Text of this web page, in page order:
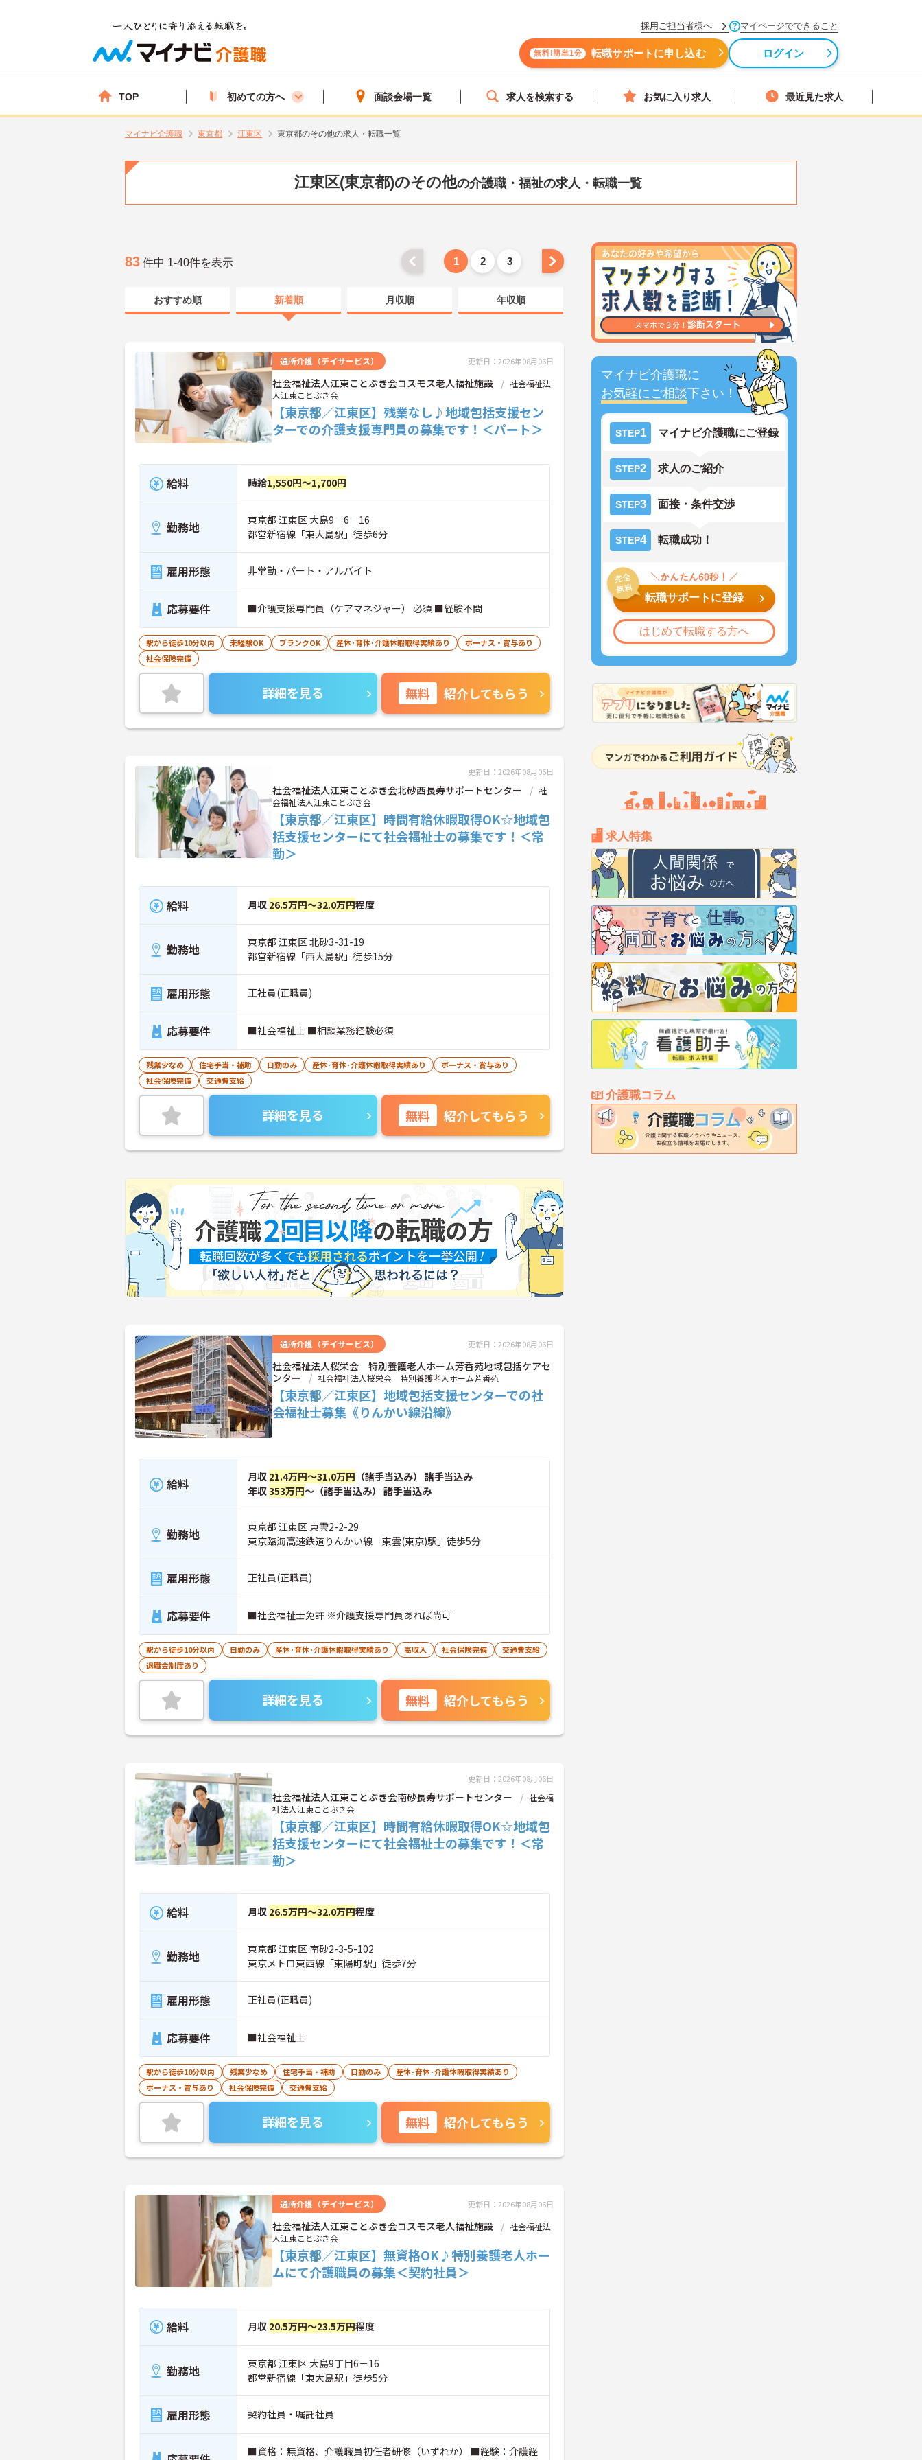
採用ご担当者様へ マイページでできること
無料!簡単1分 転職サポートに申し込む ログイン
TOP 初めての方へ 面談会場一覧 求人を検索する お気に入り求人 最近見た求人
マイナビ介護職 東京都 江東区 東京都のその他の求人・転職一覧
江東区(東京都)のその他の介護職・福祉の求人・転職一覧
マイナビ介護職に
お気軽にご相談下さい！
STEP1 マイナビ介護職にご登録
STEP2 求人のご紹介
STEP3 面接・条件交渉
STEP4 転職成功！
転職サポートに登録
はじめて転職する方へ
求人特集
介護職コラム
83 件中 1-40件を表示 1 2 3
おすすめ順 新着順 月収順 年収順
通所介護（デイサービス） 更新日：2026年08月06日
社会福祉法人江東ことぶき会コスモス老人福祉施設
社会福祉法
人江東ことぶき会
【東京都／江東区】残業なし♪地域包括支援セン
ターでの介護支援専門員の募集です！＜パート＞
給料 時給1,550円～1,700円
勤務地
東京都 江東区 大島9‐6‐16
都営新宿線「東大島駅」徒歩6分
雇用形態 非常勤・パート・アルバイト
応募要件 ■介護支援専門員（ケアマネジャー） 必須 ■経験不問
駅から徒歩10分以内 未経験OK ブランクOK 産休･育休･介護休暇取得実績あり
ボーナス・賞与あり
社会保険完備
詳細を見る 無料 紹介してもらう
更新日：2026年08月06日
社会福祉法人江東ことぶき会北砂西長寿サポートセンター
社
会福祉法人江東ことぶき会
【東京都／江東区】時間有給休暇取得OK☆地域包
括支援センターにて社会福祉士の募集です！＜常
勤＞
給料 月収 26.5万円～32.0万円程度
勤務地
東京都 江東区 北砂3-31-19
都営新宿線「西大島駅」徒歩15分
雇用形態 正社員(正職員)
応募要件 ■社会福祉士 ■相談業務経験必須
残業少なめ 住宅手当・補助 日勤のみ 産休･育休･介護休暇取得実績あり
ボーナス・賞与あり
社会保険完備
交通費支給
詳細を見る 無料 紹介してもらう
通所介護（デイサービス） 更新日：2026年08月06日
社会福祉法人桜栄会 特別養護老人ホーム芳香苑地域包括ケアセ
ンター
社会福祉法人桜栄会 特別養護老人ホーム芳香苑
【東京都／江東区】地域包括支援センターでの社
会福祉士募集《りんかい線沿線》
給料 月収 21.4万円～31.0万円 （諸手当込み） 諸手当込み
年収353万円～（諸手当込み） 諸手当込み
勤務地
東京都 江東区 東雲2-2-29
東京臨海高速鉄道りんかい線「東雲(東京)駅」徒歩5分
雇用形態 正社員(正職員)
応募要件 ■社会福祉士免許 ※介護支援専門員あれば尚可
駅から徒歩10分以内 日勤のみ 産休･育休･介護休暇取得実績あり 高収入 社会保険完備
交通費支給
退職金制度あり
詳細を見る 無料 紹介してもらう
更新日：2026年08月06日
社会福祉法人江東ことぶき会南砂長寿サポートセンター
社会福
祉法人江東ことぶき会
【東京都／江東区】時間有給休暇取得OK☆地域包
括支援センターにて社会福祉士の募集です！＜常
勤＞
給料 月収 26.5万円～32.0万円程度
勤務地
東京都 江東区 南砂2-3-5-102
東京メトロ東西線「東陽町駅」徒歩7分
雇用形態 正社員(正職員)
応募要件 ■社会福祉士
駅から徒歩10分以内 残業少なめ 住宅手当・補助 日勤のみ
産休･育休･介護休暇取得実績あり
ボーナス・賞与あり
社会保険完備 交通費支給
詳細を見る 無料 紹介してもらう
通所介護（デイサービス） 更新日：2026年08月06日
社会福祉法人江東ことぶき会コスモス老人福祉施設
社会福祉法
人江東ことぶき会
【東京都／江東区】無資格OK♪特別養護老人ホー
ムにて介護職員の募集＜契約社員＞
給料 月収 20.5万円～23.5万円程度
勤務地
東京都 江東区 大島9丁目6－16
都営新宿線「東大島駅」徒歩5分
雇用形態 契約社員・嘱託社員
■資格：無資格、介護職員初任者研修（いずれか） ■経験：介護経